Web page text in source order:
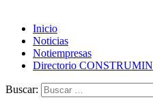
Inicio
Noticias
Notiempresas
Directorio CONSTRUMIN
Buscar: